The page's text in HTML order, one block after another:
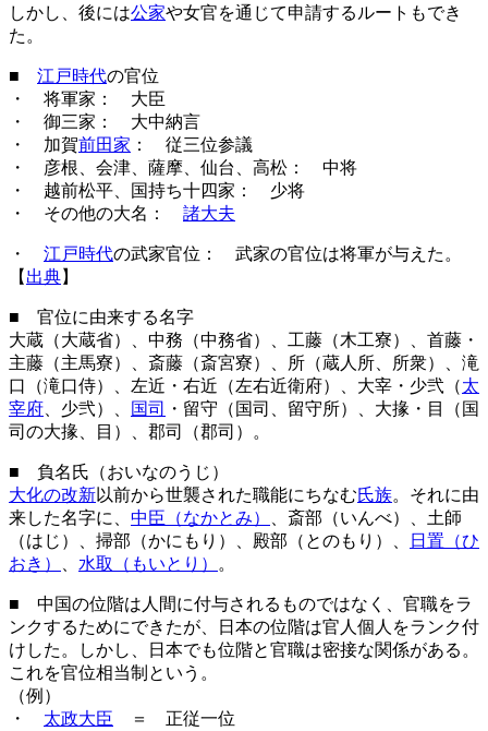
しかし、後には公家や女官を通じて申請するルートもでき
た。
■ 江戸時代の官位
・ 将軍家： 大臣
・ 御三家： 大中納言
・ 加賀前田家 ： 従三位参議
・ 彦根、会津、薩摩、仙台、高松： 中将
・ 越前松平、国持ち十四家： 少将
・ その他の大名： 諸大夫
・ 江戸時代の武家官位： 武家の官位は将軍が与えた。
【 出典】
■ 官位に由来する名字
大蔵（大蔵省）、中務（中務省）、工藤（木工寮）、首藤・
主藤（主馬寮）、斎藤（斎宮寮）、所（蔵人所、所衆）、滝
口（滝口侍）、左近・右近（左右近衛府）、大宰・少弐（太
宰府 、少弐）、 国司
・留守（国司、留守所）、大掾・目（国
司の大掾、目）、郡司（郡司）。
■ 負名氏（おいなのうじ）
大化の改新以前から世襲された職能にちなむ氏族。それに由
来した名字に、 中臣（なかとみ）
、斎部（いんべ）、土師
（はじ）、掃部（かにもり）、殿部（とのもり）、
日置（ひ
おき）
水取（もいとり） 。
■ 中国の位階は人間に付与されるものではなく、官職をラ
ンクするためにできたが、日本の位階は官人個人をランク付
けした。しかし、日本でも位階と官職は密接な関係がある。
これを官位相当制という。
（例）
・ 太政大臣 ＝ 正従一位